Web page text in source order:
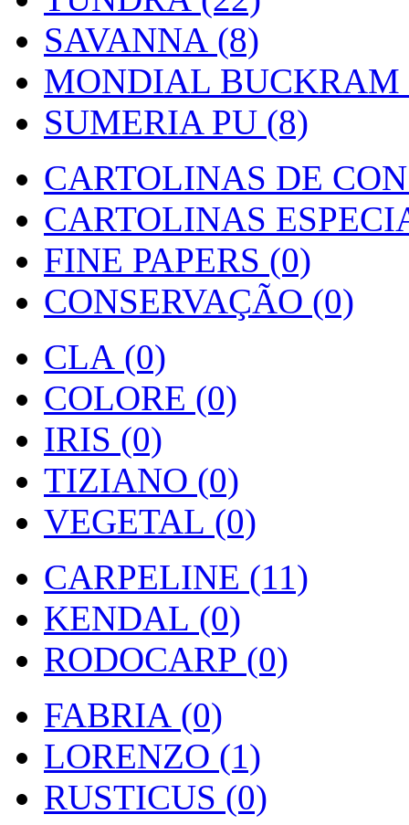
SAVANNA (8)
MONDIAL BUCKRAM
SUMERIA PU (8)
CARTOLINAS DE
CARTOLINAS
FINE PAPERS (0)
CONSERVAÇÃO (0)
CLA (0)
COLORE (0)
IRIS (0)
TIZIANO (0)
VEGETAL (0)
CARPELINE (11)
KENDAL (0)
RODOCARP (0)
FABRIA (0)
LORENZO (1)
RUSTICUS (0)